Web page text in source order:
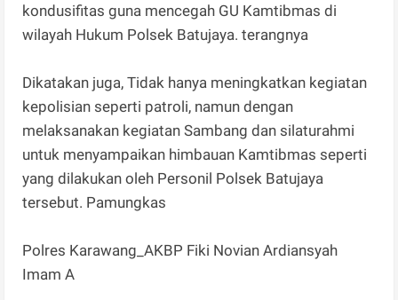
kondusifitas guna mencegah GU Kamtibmas di
wilayah Hukum Polsek Batujaya. terangnya
Dikatakan juga, Tidak hanya meningkatkan kegiatan
kepolisian seperti patroli, namun dengan
melaksanakan kegiatan Sambang dan silaturahmi
untuk menyampaikan himbauan Kamtibmas seperti
yang dilakukan oleh Personil Polsek Batujaya
tersebut. Pamungkas
Polres Karawang_AKBP Fiki Novian Ardiansyah
Imam A